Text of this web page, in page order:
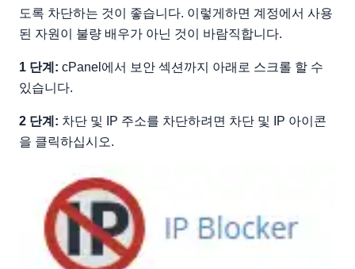
도록 차단하는 것이 좋습니다. 이렇게하면 계정에서 사용
된 자원이 불량 배우가 아닌 것이 바람직합니다.
1 단계: cPanel에서 보안 섹션까지 아래로 스크롤 할 수
있습니다.
2 단계: 차단 및 IP 주소를 차단하려면 차단 및 IP 아이콘
을 클릭하십시오.